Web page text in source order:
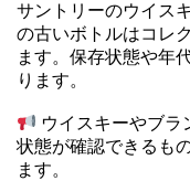
サントリーのウイス
の古いボトルはコレ
ます。保存状態や年
ります。
ウイスキーやブラ
状態が確認できるも
ます。